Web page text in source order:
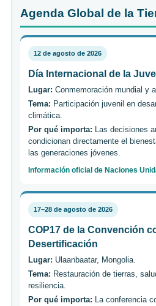
Agenda Global de la
12 de agosto de 2026
Día Internacional de la
Lugar: Conmemoración mundial y
Tema: Participación juvenil en
climática.
Por qué importa: Las decisiones
condicionan directamente el
las generaciones jóvenes.
Información oficial de Naciones
17–28 de agosto de 2026
COP17 de la Convención
Desertificación
Lugar: Ulaanbaatar, Mongolia.
Tema: Restauración de tierras,
resiliencia.
Por qué importa: La conferencia